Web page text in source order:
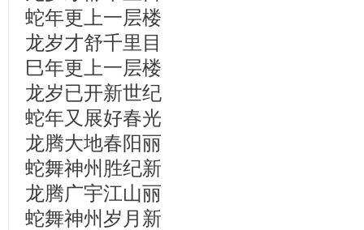
蛇年更上一层楼
龙岁才舒千里目
巳年更上一层楼
龙岁已开新世纪
蛇年又展好春光
龙腾大地春阳丽
蛇舞神州胜纪新
龙腾广宇江山丽
蛇舞神州岁月新